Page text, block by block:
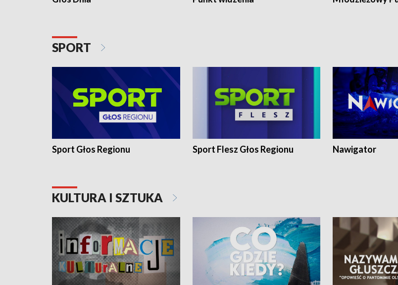
SPORT
Sport Głos Regionu Sport Flesz Głos Regionu Nawigator
KULTURA I SZTUKA